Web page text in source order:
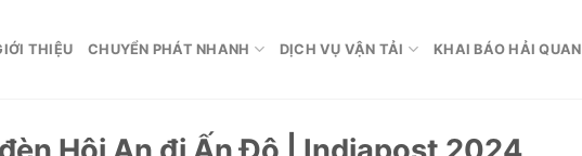
THIỆU CHUYỂN PHÁT NHANH DỊCH VỤ VẬN TẢI KHAI BÁO HẢI QUAN